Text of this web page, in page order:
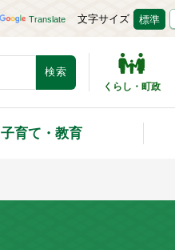
Translate 文字サイズ 標準
くらし・町政
子育て・教育